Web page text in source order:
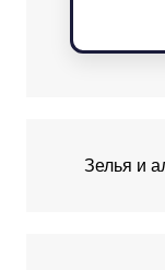
Зелья и